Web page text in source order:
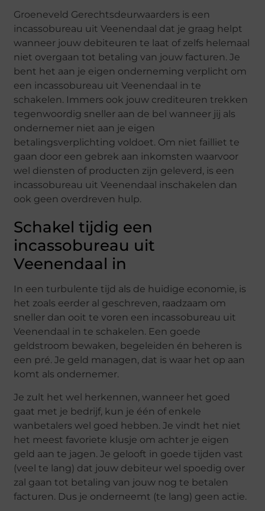
Groeneveld Gerechtsdeurwaarders is een
incassobureau uit Veenendaal dat je graag helpt
wanneer jouw debiteuren te laat of zelfs helemaal
niet overgaan tot betaling van jouw facturen. Je
bent het aan je eigen onderneming verplicht om
een incassobureau uit Veenendaal in te
schakelen. Immers ook jouw crediteuren trekken
tegenwoordig sneller aan de bel wanneer jij als
ondernemer niet aan je eigen
betalingsverplichting voldoet. Om niet failliet te
gaan door een gebrek aan inkomsten waarvoor
wel diensten of producten zijn geleverd, is een
incassobureau uit Veenendaal inschakelen dan
ook geen overdreven hulp.
Schakel tijdig een
incassobureau uit
Veenendaal in
In een turbulente tijd als de huidige economie, is
het zoals eerder al geschreven, raadzaam om
sneller dan ooit te voren een incassobureau uit
Veenendaal in te schakelen. Een goede
geldstroom bewaken, begeleiden én beheren is
een pré. Je geld managen, dat is waar het op aan
komt als ondernemer.
Je zult het wel herkennen, wanneer het goed
gaat met je bedrijf, kun je één of enkele
wanbetalers wel goed hebben. Je vindt het niet
het meest favoriete klusje om achter je eigen
geld aan te jagen. Je gelooft in goede tijden vast
(veel te lang) dat jouw debiteur wel spoedig over
zal gaan tot betaling van jouw nog te betalen
facturen. Dus je onderneemt (te lang) geen actie.